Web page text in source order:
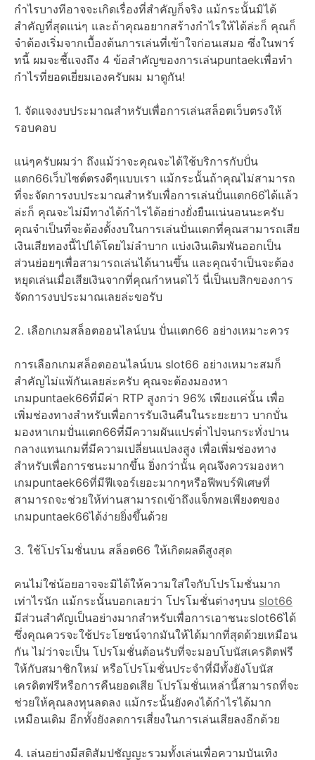
กำไรบางทีอาจจะเกิดเรื่องที่สำคัญก็จริง แม้กระนั้นมิได้
สำคัญที่สุดแน่ๆ และถ้าคุณอยากสร้างกำไรให้ได้ล่ะก็ คุณก็
จำต้องเริ่มจากเบื้องต้นการเล่นที่เข้าใจก่อนเสมอ ซึ่งในพาร์
ทนี้ ผมจะชี้แจงถึง 4 ข้อสำคัญของการเล่นpuntaekเพื่อทำ
กำไรที่ยอดเยี่ยมเองครับผม มาดูกัน!
1. จัดแจงงบประมาณสำหรับเพื่อการเล่นสล็อตเว็บตรงให้
รอบคอบ
แน่ๆครับผมว่า ถึงแม้ว่าจะคุณจะได้ใช้บริการกับปั่น
แตก66เว็บไซต์ตรงดีๆแบบเรา แม้กระนั้นถ้าคุณไม่สามารถ
ที่จะจัดการงบประมาณสำหรับเพื่อการเล่นปั่นแตก66ได้แล้ว
ล่ะก็ คุณจะไม่มีทางได้กำไรได้อย่างยั่งยืนแน่นอนนะครับ
คุณจำเป็นที่จะต้องตั้งงบในการเล่นปั่นแตกที่คุณสามารถเสีย
เงินเสียทองนี้ไปได้โดยไม่ลำบาก แบ่งเงินเดิมพันออกเป็น
ส่วนย่อยๆเพื่อสามารถเล่นได้นานขึ้น และคุณจำเป็นจะต้อง
หยุดเล่นเมื่อเสียเงินจากที่คุณกำหนดไว้ นี่เป็นเบสิกของการ
จัดการงบประมาณเลยล่ะขอรับ
2. เลือกเกมสล็อตออนไลน์บน ปั่นแตก66 อย่างเหมาะควร
การเลือกเกมสล็อตออนไลน์บน slot66 อย่างเหมาะสมก็
สำคัญไม่แพ้กันเลยล่ะครับ คุณจะต้องมองหา
เกมpuntaek66ที่มีค่า RTP สูงกว่า 96% เพียงแค่นั้น เพื่อ
เพิ่มช่องทางสำหรับเพื่อการรับเงินคืนในระยะยาว บากบั่น
มองหาเกมปั่นแตก66ที่มีความผันแปรต่ำไปจนกระทั่งปาน
กลางแทนเกมที่มีความเปลี่ยนแปลงสูง เพื่อเพิ่มช่องทาง
สำหรับเพื่อการชนะมากขึ้น ยิ่งกว่านั้น คุณจึงควรมองหา
เกมpuntaek66ที่มีฟีเจอร์เยอะมากๆหรือฟีพบร์พิเศษที่
สามารถจะช่วยให้ท่านสามารถเข้าถึงแจ็กพอเพียงตของ
เกมpuntaek66ได้ง่ายยิ่งขึ้นด้วย
3. ใช้โปรโมชั่นบน สล็อต66 ให้เกิดผลดีสูงสุด
คนไม่ใช่น้อยอาจจะมิได้ให้ความใส่ใจกับโปรโมชั่นมาก
เท่าไรนัก แม้กระนั้นบอกเลยว่า โปรโมชั่นต่างๆบน slot66
มีส่วนสำคัญเป็นอย่างมากสำหรับเพื่อการเอาชนะslot66ได้
ซึ่งคุณควรจะใช้ประโยชน์จากมันให้ได้มากที่สุดด้วยเหมือน
กัน ไม่ว่าจะเป็น โปรโมชั่นต้อนรับที่จะมอบโบนัสเครดิตฟรี
ให้กับสมาชิกใหม่ หรือโปรโมชั่นประจำที่มีทั้งยังโบนัส
เครดิตฟรีหรือการคืนยอดเสีย โปรโมชั่นเหล่านี้สามารถที่จะ
ช่วยให้คุณลงทุนลดลง แม้กระนั้นยังคงได้กำไรได้มาก
เหมือนเดิม อีกทั้งยังลดการเสี่ยงในการเล่นเสียลงอีกด้วย
4. เล่นอย่างมีสติสัมปชัญญะรวมทั้งเล่นเพื่อความบันเทิง